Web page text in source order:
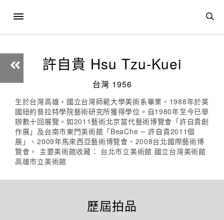
許自貴 Hsu Tzu-Kuei
台灣 1956
生於台灣高雄，國立台灣師範大學美術系畢業。1988年於美
國紐約普拉特學院藝術研究所獲得學位。自1980年至今已舉
辦數十回展覽。如2011藝術北京當代藝術博覽會「許自貴創
作展」及台南市東門美術館「BeaChe ─ 許自貴2011個
展」、2009年馬來西亞藝術博覽會、2008台北國際藝術博
覽會。 主要美術館收藏： 台北市立美術館 國立台灣美術館
高雄市立美術館
歷屆拍品